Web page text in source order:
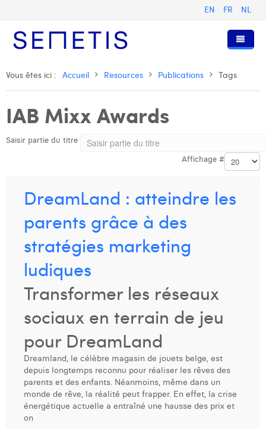
EN FR NL
Accueil
Services
Publicité Digitale
Digital Business Intelligence
Formations
Qui sommes-nous ?
Notre histoire
Anouk Allegaert
Camille Servais
Charlie Deschamps
Dhan Claes
Diane Tremouroux
Edouard Polet
Elio Civalleri
Eliott Pousset
Floriane Defacqz
Nos valeurs
Certifications
Ressources
Présentations et Cas
Communiqués de presse
Rejoignez-nous
Digital Business Consultant NL
Digital Business Analyst
Digital Business Intern
Vous êtes ici : Accueil Resources Publications Tags
IAB Mixx Awards
Saisir partie du titre
Affichage #
DreamLand : atteindre les
parents grâce à des
stratégies marketing
ludiques
Transformer les réseaux
sociaux en terrain de jeu
pour DreamLand
Dreamland, le célèbre magasin de jouets belge, est
depuis longtemps reconnu pour réaliser les rêves des
parents et des enfants. Néanmoins, même dans un
monde de rêve, la réalité peut frapper. En effet, la crise
énergétique actuelle a entraîné une hausse des prix et
on